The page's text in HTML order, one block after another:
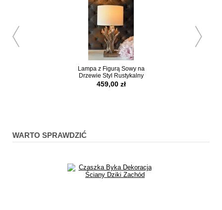
Lampa z Figurą Sowy na
Drzewie Styl Rustykalny
459,00 zł
WARTO SPRAWDZIĆ